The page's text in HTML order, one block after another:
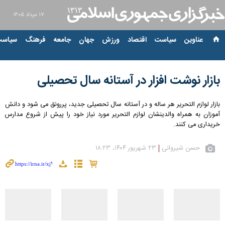
۱۷ مرداد ۱۴۰۵
عناوین‌ سیاست اقتصاد ورزش جهان جامعه فرهنگ
بازار نوشت افزار در آستانه سال تحصیلی
بازار لوازم التحریر هر ساله و در آستانه سال تحصیلی جدید، پررونق می شود و دانش
آموزان به همراه والدینشان لوازم التحریر مورد نیاز خود را پیش از شروع مدارس
خریداری می کنند.
حسن شیروانی ۲۳ شهریور ۱۴۰۴، ۱۸:۲۳